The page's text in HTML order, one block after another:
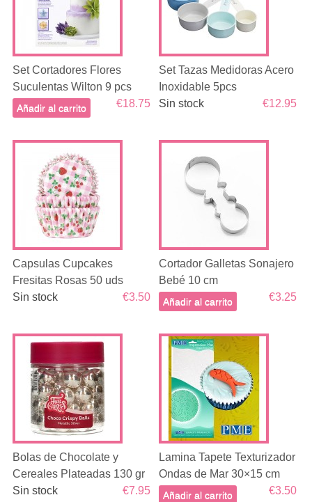
Set Cortadores Flores
Suculentas Wilton 9 pcs
€18.75
Añadir al carrito
Set Tazas Medidoras Acero
Inoxidable 5pcs
€12.95
Sin stock
Capsulas Cupcakes
Fresitas Rosas 50 uds
€3.50
Sin stock
Cortador Galletas Sonajero
Bebé 10 cm
€3.25
Añadir al carrito
Bolas de Chocolate y
Cereales Plateadas 130 gr
€7.95
Sin stock
Lamina Tapete Texturizador
Ondas de Mar 30×15 cm
€3.50
Añadir al carrito